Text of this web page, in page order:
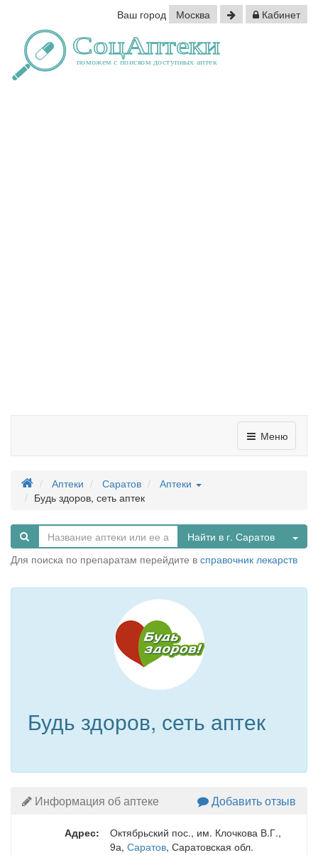
Ваш город Москва Кабинет
Меню
Аптеки Саратов
Аптеки
Будь здоров, сеть аптек
Найти в г. Саратов
Для поиска по препаратам перейдите в справочник лекарств
Будь здоров, сеть аптек
Информация об аптеке Добавить отзыв
Адрес:
Октябрьский пос., им. Клочкова В.Г.,
9а, Саратов, Саратовская обл.